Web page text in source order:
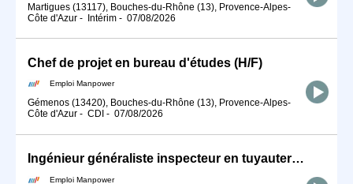
Martigues (13117), Bouches-du-Rhône (13), Provence-Alpes-
Côte d'Azur - Intérim - 07/08/2026
Chef de projet en bureau d'études (H/F)
Emploi Manpower
Gémenos (13420), Bouches-du-Rhône (13), Provence-Alpes-
Côte d'Azur - CDI - 07/08/2026
Ingénieur généraliste inspecteur en tuyauterie industrielle (H/F)
Emploi Manpower